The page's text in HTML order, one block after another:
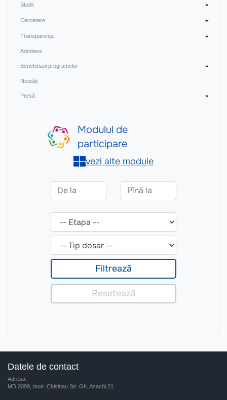
Studii
Cercetare
Transparența
Admitere
Beneficiarii programelor
Noutăți
Presă
Datele de contact
Adresa:
MD 2009, mun. Chisinau Str. Gh. Asachi 21